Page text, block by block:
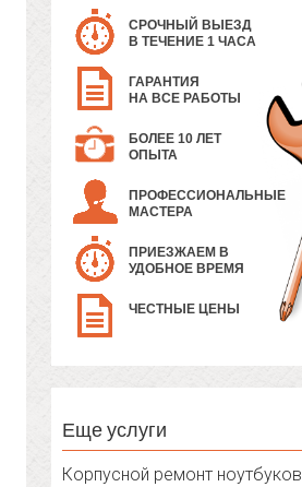
СРОЧНЫЙ ВЫЕЗД
В ТЕЧЕНИЕ 1 ЧАСА
ГАРАНТИЯ
НА ВСЕ РАБОТЫ
БОЛЕЕ 10 ЛЕТ
ОПЫТА
ПРОФЕССИОНАЛЬНЫЕ
МАСТЕРА
ПРИЕЗЖАЕМ В
УДОБНОЕ ВРЕМЯ
ЧЕСТНЫЕ ЦЕНЫ
Еще услуги
Корпусной ремонт ноутбуков